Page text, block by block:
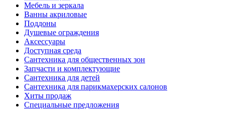
Мебель и зеркала
Ванны акриловые
Поддоны
Душевые ограждения
Аксессуары
Доступная среда
Cантехника для общественных зон
Запчасти и комплектующие
Сантехника для детей
Сантехника для парикмахерских салонов
Хиты продаж
Специальные предложения